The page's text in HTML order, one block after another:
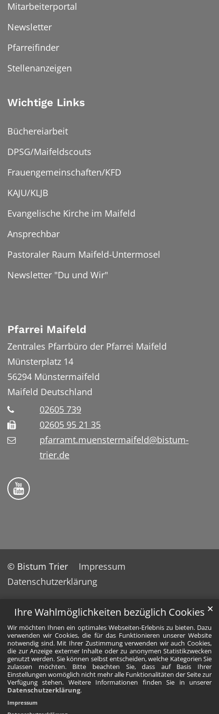
Ihre Wahlmöglichkeiten bezüglich Cookies
Wir möchten Ihnen ein optimales Webseiten-Erlebnis zu bieten. Dazu
verwenden wir Cookies, die für das Funktionieren unserer Website
notwendig sind. Mit Ihrer Zustimmung verwenden wir auch Cookies,
die zur Anzeige externer Inhalte oder zu anonymen Statistikzwecken
genutzt werden. Sie können selbst entscheiden, welche Kategorien Sie
zulassen möchten. Bitte beachten Sie, dass auf Basis Ihrer
Einstellungen womöglich nicht mehr alle Funktionalitäten der Seite zur
Verfügung stehen. Weitere Informationen finden Sie in unserer
Datenschutzerklärung.
✕
Impressum
Mitarbeiterportal
Newsletter
Pfarreifinder
Stellenanzeigen
Wichtige Links
Büchereiarbeit
DPSG/Maifeldscouts
Frauengemeinschaften/KFD
KAJU/KLJB
Evangelische Kirche im Maifeld
Ansprechbar
Pastoraler Raum Maifeld-Untermosel
Newsletter "Du und Wir"
Pfarrei Maifeld
Zentrales Pfarrbüro der Pfarrei Maifeld
Münsterplatz 14
56294 Münstermaifeld
Maifeld Deutschland
02605 739
02605 95 21 35
pfarramt.muenstermaifeld@bistum-
trier.de
Folge uns auf YouTube
© Bistum Trier
Impressum
Datenschutzerklärung